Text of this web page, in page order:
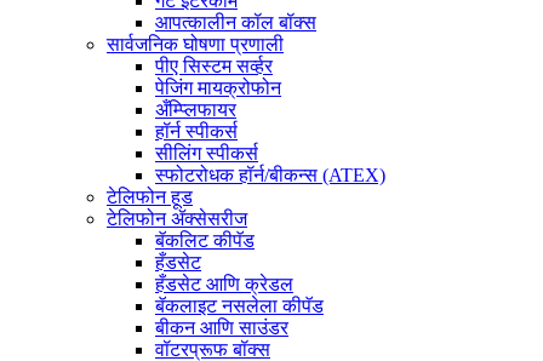
आपत्कालीन कॉल बॉक्स
सार्वजनिक घोषणा प्रणाली
पीए सिस्टम सर्व्हर
पेजिंग मायक्रोफोन
अँम्प्लिफायर
हॉर्न स्पीकर्स
सीलिंग स्पीकर्स
स्फोटरोधक हॉर्न/बीकन्स (ATEX)
टेलिफोन हूड
टेलिफोन ॲक्सेसरीज
बॅकलिट कीपॅड
हँडसेट
हँडसेट आणि क्रेडल
बॅकलाइट नसलेला कीपॅड
बीकन आणि साउंडर
वॉटरप्रूफ बॉक्स